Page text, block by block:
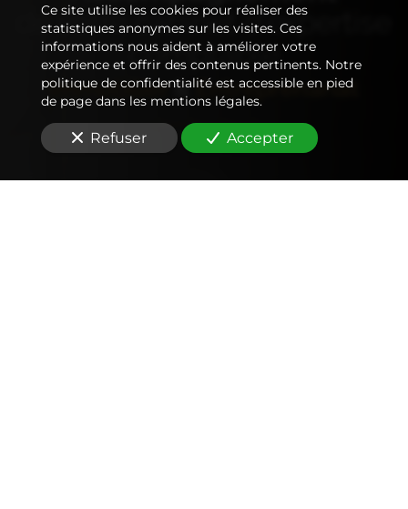
de votrecabinet d'expertise
comptable
Immobilier&Entreprenariat
Ce site utilise les cookies pour réaliser des
statistiques anonymes sur les visites. Ces
informations nous aident à améliorer votre
expérience et offrir des contenus pertinents. Notre
politique de confidentialité est accessible en pied
de page dans les mentions légales.
Refuser Accepter